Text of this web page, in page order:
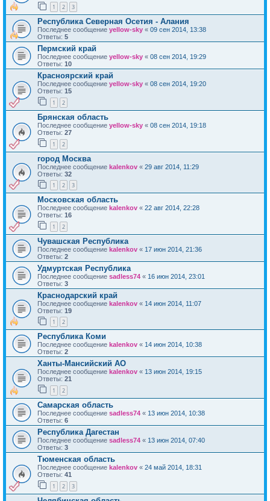
1 2 3
Республика Северная Осетия - Алания
Последнее сообщение yellow-sky « 09 сен 2014, 13:38
Ответы: 5
Пермский край
Последнее сообщение yellow-sky « 08 сен 2014, 19:29
Ответы: 10
Красноярский край
Последнее сообщение yellow-sky « 08 сен 2014, 19:20
Ответы: 15
1 2
Брянская область
Последнее сообщение yellow-sky « 08 сен 2014, 19:18
Ответы: 27
1 2
город Москва
Последнее сообщение kalenkov « 29 авг 2014, 11:29
Ответы: 32
1 2 3
Московская область
Последнее сообщение kalenkov « 22 авг 2014, 22:28
Ответы: 16
1 2
Чувашская Республика
Последнее сообщение kalenkov « 17 июн 2014, 21:36
Ответы: 2
Удмуртская Республика
Последнее сообщение sadless74 « 16 июн 2014, 23:01
Ответы: 3
Краснодарский край
Последнее сообщение kalenkov « 14 июн 2014, 11:07
Ответы: 19
1 2
Республика Коми
Последнее сообщение kalenkov « 14 июн 2014, 10:38
Ответы: 2
Ханты-Мансийский АО
Последнее сообщение kalenkov « 13 июн 2014, 19:15
Ответы: 21
1 2
Самарская область
Последнее сообщение sadless74 « 13 июн 2014, 10:38
Ответы: 6
Республика Дагестан
Последнее сообщение sadless74 « 13 июн 2014, 07:40
Ответы: 3
Тюменская область
Последнее сообщение kalenkov « 24 май 2014, 18:31
Ответы: 41
1 2 3